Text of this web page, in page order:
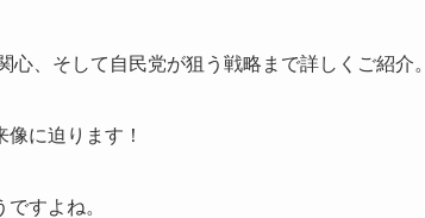
、そして自民党が狙う戦略まで詳しくご紹介。
に迫ります！
すよね。